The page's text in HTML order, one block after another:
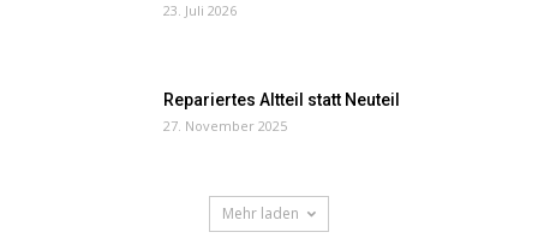
23. Juli 2026
Repariertes Altteil statt Neuteil
27. November 2025
Mehr laden